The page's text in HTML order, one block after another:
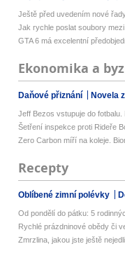
Ještě před uvedením nové
Jak rychle poslat soubory mezi
GTA 6 má excelentní
Ekonomika a
Daňové přiznání Novela
Jeff Bezos vstupuje do
Šetření inspekce proti Rideře
Zero Carbon míří na koleje.
Recepty
Oblíbené zimní polévky
Od pondělí do pátku: 5
Rychlé prázdninové obědy či
Zmrzlina, jakou jste ještě